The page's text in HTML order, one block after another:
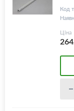
Код
Ціна